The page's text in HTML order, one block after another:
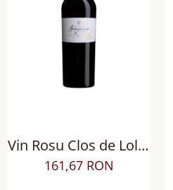
Vin Rosu Clos de Lolol
BIODINAMIC, Sec
161,67 RON